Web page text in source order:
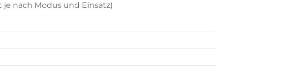
je nach Modus und Einsatz)